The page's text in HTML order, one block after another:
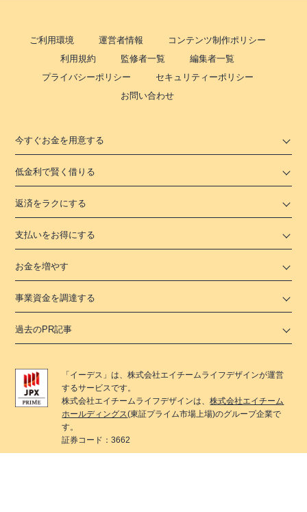
ご利用環境 運営者情報
コンテンツ制作ポリシー
利用規約
監修者一覧
編集者一覧
プライバシーポリシー
セキュリティーポリシー
お問い合わせ
今すぐお金を用意する
低金利で賢く借りる
返済をラクにする
支払いをお得にする
お金を増やす
事業資金を調達する
過去のPR記事
「イーデス 」は、株式会社エイチームライフデザインが運営
するサービスです。
株式会社エイチームライフデザインは、株式会社エイチーム
ホールディングス(東証プライム市場上場)のグループ企業で
す。
証券コード：3662